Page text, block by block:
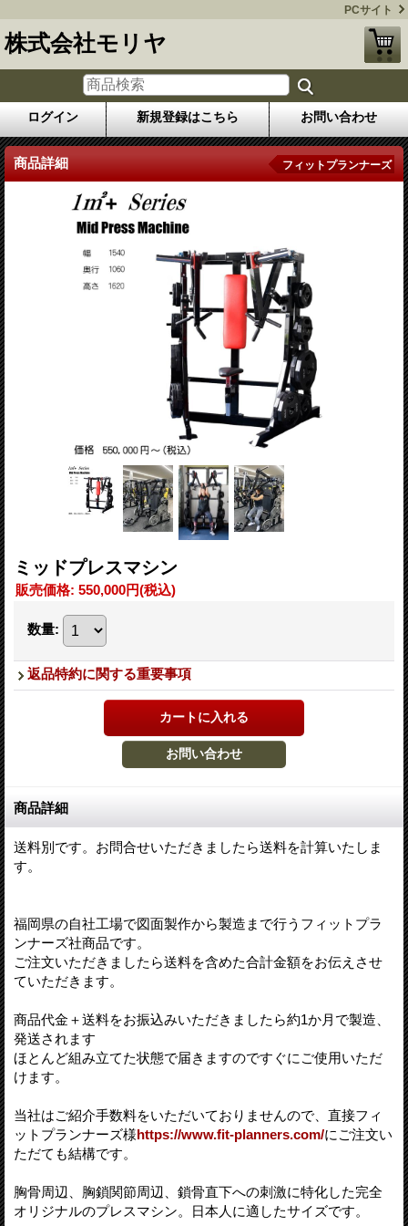
PCサイト
株式会社モリヤ
ログイン 新規登録はこちら お問い合わせ
商品詳細 フィットプランナーズ
ミッドプレスマシン
販売価格: 550,000円(税込)
数量:
返品特約に関する重要事項
商品詳細
送料別です。お問合せいただきましたら送料を計算いたしま
す。
福岡県の自社工場で図面製作から製造まで行うフィットプラ
ンナーズ社商品です。
ご注文いただきましたら送料を含めた合計金額をお伝えさせ
ていただきます。
商品代金＋送料をお振込みいただきましたら約1か月で製造、
発送されます
ほとんど組み立てた状態で届きますのですぐにご使用いただ
けます。
当社はご紹介手数料をいただいておりませんので、直接フィ
ットプランナーズ様https://www.fit-planners.com/にご注文い
ただても結構です。
胸骨周辺、胸鎖関節周辺、鎖骨直下への刺激に特化した完全
オリジナルのプレスマシン。日本人に適したサイズです。